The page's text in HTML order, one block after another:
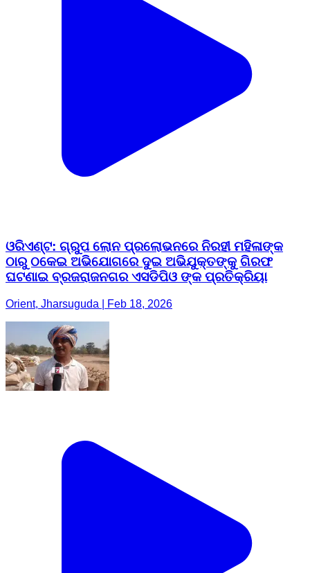
ଓରିଏଣ୍ଟ: ଗ୍ରୁପ ଲୋନ ପ୍ରଲୋଭନରେ ନିରହୀ ମହିଳାଙ୍କ
ଠାରୁ ଠକେଇ ଅଭିଯୋଗରେ ଦୁଇ ଅଭିଯୁକ୍ତଙ୍କୁ ଗିରଫ
ଘଟଣାଇ ବ୍ରଜରାଜନଗର ଏସଡିପିଓ ଙ୍କ ପ୍ରତିକ୍ରିୟା
Orient, Jharsuguda | Feb 18, 2026